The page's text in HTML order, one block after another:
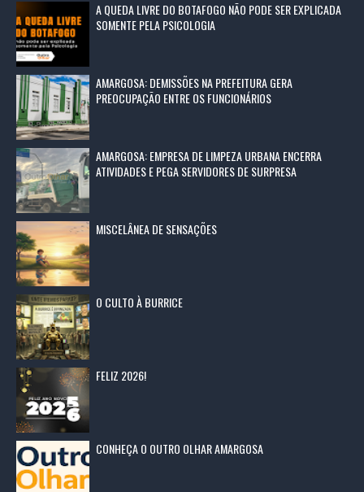
A QUEDA LIVRE DO BOTAFOGO NÃO PODE SER EXPLICADA
SOMENTE PELA PSICOLOGIA
AMARGOSA: DEMISSÕES NA PREFEITURA GERA
PREOCUPAÇÃO ENTRE OS FUNCIONÁRIOS
AMARGOSA: EMPRESA DE LIMPEZA URBANA ENCERRA
ATIVIDADES E PEGA SERVIDORES DE SURPRESA
MISCELÂNEA DE SENSAÇÕES
O CULTO À BURRICE
FELIZ 2026!
CONHEÇA O OUTRO OLHAR AMARGOSA